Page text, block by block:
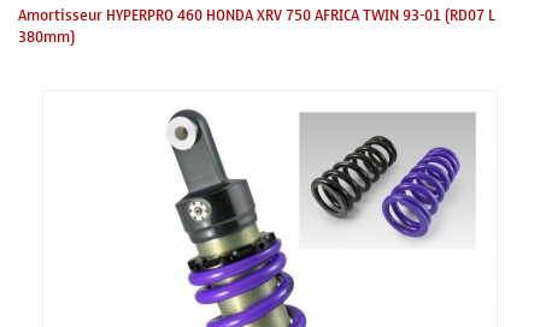
Amortisseur HYPERPRO 460 HONDA XRV 750 AFRICA TWIN 93-01 (RD07 L
380mm)